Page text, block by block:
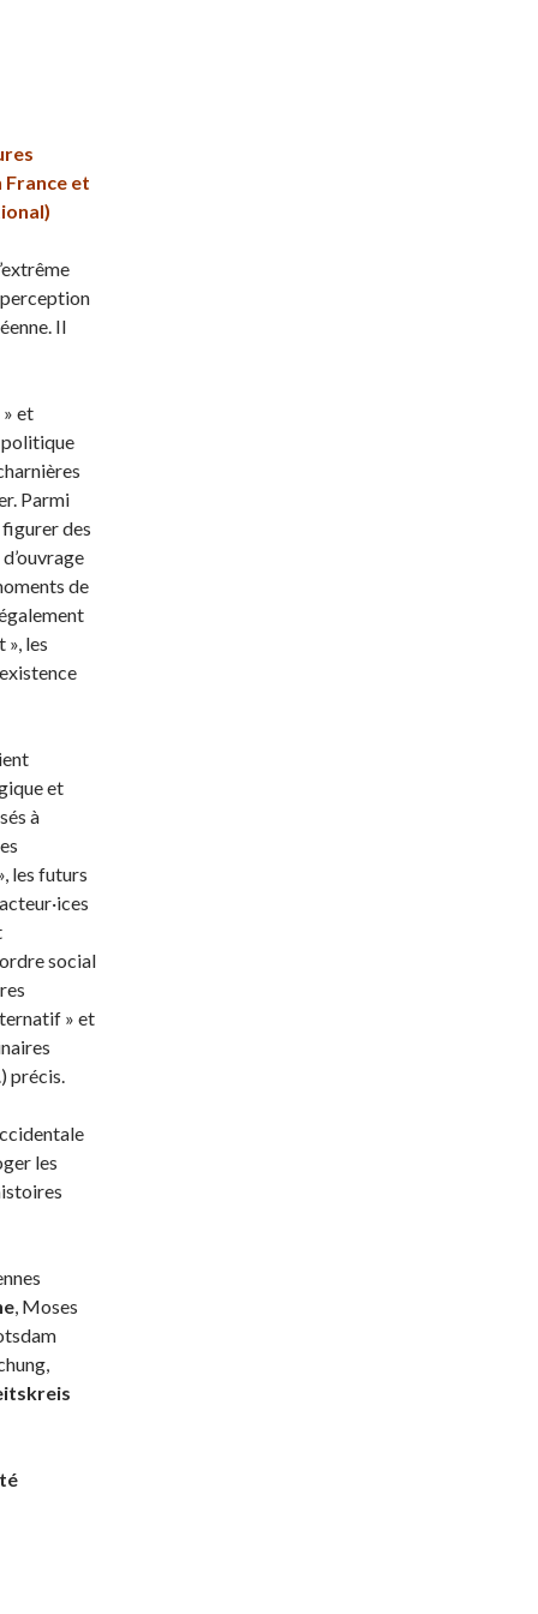
et
Il
» et
Parmi
des
de
les
et
à
les futurs
social
» et
précis.
les
, Moses